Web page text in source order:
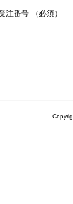
注番号 （必須）